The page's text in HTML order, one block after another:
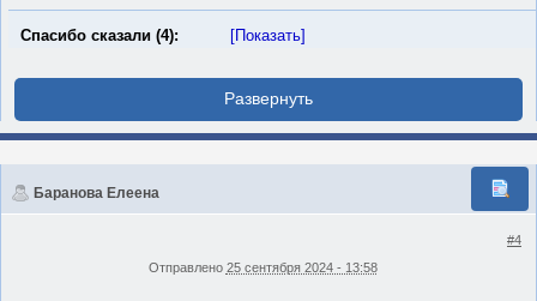
Спасибо сказали (4): [Показать]
Баранова Елеена
#4
Отправлено 25 сентября 2024 - 13:58